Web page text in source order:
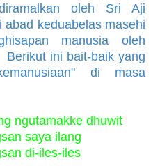
oleh Sri Aji
keduabelas masehi
manusia oleh
ini bait-baik yang
di masa
ngutamakke dhuwit
saya ilang
di-iles-iles